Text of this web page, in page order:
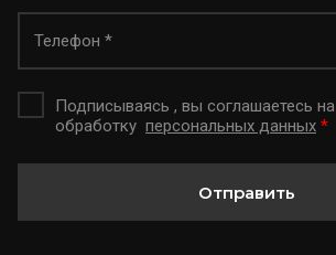
Подписываясь , вы соглашаетесь на
обработку персональных данных *
Отправить